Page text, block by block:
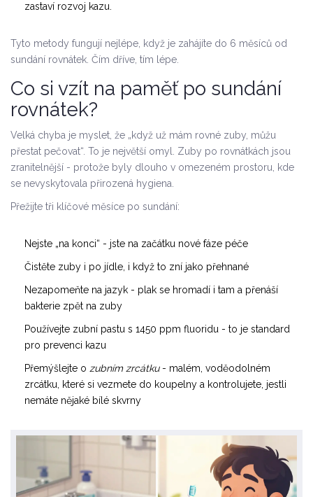
zastaví rozvoj kazu.
Tyto metody fungují nejlépe, když je zahájíte do 6 měsíců od
sundání rovnátek. Čím dříve, tím lépe.
Co si vzít na paměť po sundání
rovnátek?
Velká chyba je myslet, že „když už mám rovné zuby, můžu
přestat pečovat“. To je největší omyl. Zuby po rovnátkách jsou
zranitelnější - protože byly dlouho v omezeném prostoru, kde
se nevyskytovala přirozená hygiena.
Přežijte tři klíčové měsíce po sundání:
Nejste „na konci“ - jste na začátku nové fáze péče
Čistěte zuby i po jídle, i když to zní jako přehnané
Nezapomeňte na jazyk - plak se hromadí i tam a přenáší
bakterie zpět na zuby
Používejte zubní pastu s 1450 ppm fluoridu - to je standard
pro prevenci kazu
Přemýšlejte o zubním zrcátku- malém, voděodolném
zrcátku, které si vezmete do koupelny a kontrolujete, jestli
nemáte nějaké bílé skvrny